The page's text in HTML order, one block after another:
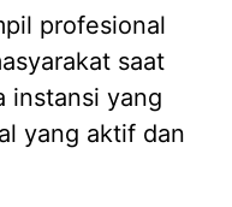
profesional
saat
instansi yang
yang aktif dan